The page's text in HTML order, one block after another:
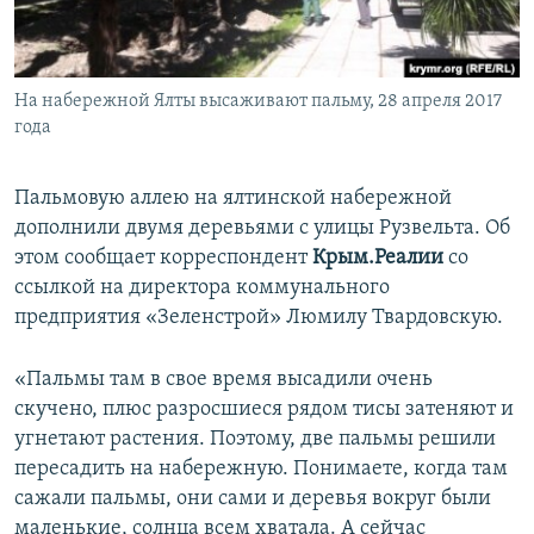
ПОБЕДИТЕЛЕЙ НЕ СУДЯТ?
КРЫМ.НЕПОКОРЕННЫЙ
ELIFBE
ПРИСОЕДИНЯЙТЕСЬ!
На набережной Ялты высаживают пальму, 28 апреля 2017
года
Пальмовую аллею на ялтинской набережной
дополнили двумя деревьями с улицы Рузвельта. Об
этом сообщает корреспондентКрым.Реалии со
ссылкой на директора коммунального
предприятия «Зеленстрой» Люмилу Твардовскую.
«Пальмы там в свое время высадили очень
скучено, плюс разросшиеся рядом тисы затеняют и
угнетают растения. Поэтому, две пальмы решили
пересадить на набережную. Понимаете, когда там
сажали пальмы, они сами и деревья вокруг были
маленькие, солнца всем хватала. А сейчас